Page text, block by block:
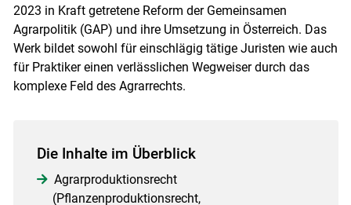
2023 in Kraft getretene Reform der Gemeinsamen
Agrarpolitik (GAP) und ihre Umsetzung in Österreich. Das
Werk bildet sowohl für einschlägig tätige Juristen wie auch
für Praktiker einen verlässlichen Wegweiser durch das
komplexe Feld des Agrarrechts.
Die Inhalte im Überblick
Agrarproduktionsrecht
(Pflanzenproduktionsrecht,